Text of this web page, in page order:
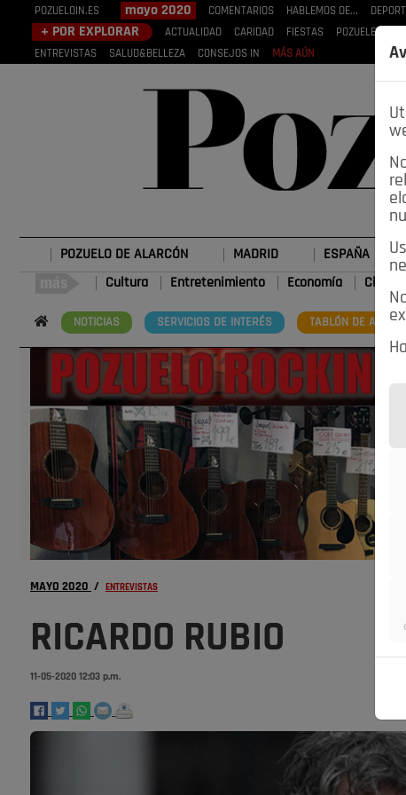
POZUELOIN.ES mayo 2020 COMENTARIOS HABLEMOS DE...
+ POR EXPLORAR ACTUALIDAD CARIDAD FIESTAS POZUELEROS
ENTREVISTAS
SALUD&BELLEZA CONSEJOS IN MÁS AÚN
POZUELO DE ALARCÓN MADRID ESPAÑA
Cultura Entretenimiento Economía
NOTICIAS SERVICIOS DE INTERÉS TABLÓN DE
MAYO 2020 / ENTREVISTAS
RICARDO RUBIO
11-05-2020 12:03 p.m.